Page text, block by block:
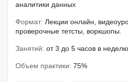
аналитики данных
Формат: Лекции онлайн,
проверочные тетсты, воркшопы.
Занятий: от 3 до 5 часов в неделю
Объем практики: 75%